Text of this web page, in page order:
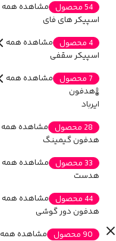
54 محصول
مشاهده همه
اسپیکر های فای
4 محصول
مشاهده همه
اسپیکر سقفی
7 محصول
مشاهده همه
هدفون
ایرباد
28 محصول
مشاهده همه
هدفون گیمینگ
33 محصول
مشاهده همه
هدست
44 محصول
مشاهده همه
هدفون دور گوشی
90 محصول
مشاهده همه